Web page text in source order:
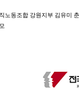
노동조합 강원지부 김유미